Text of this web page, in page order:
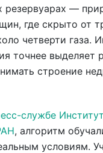
резервуарах —
где скрыто от
четверти газа.
точнее выделяет
строение
службе
, алгоритм
условиям.